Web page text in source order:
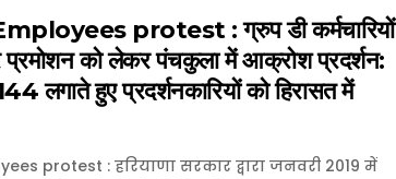
protest : ग्रुप डी कर्मचारियों
को लेकर पंचकुला में आक्रोश प्रदर्शन:
लगाते हुए प्रदर्शनकारियों को हिरासत में
protest : हरियाणा सरकार द्वारा जनवरी 2019 में